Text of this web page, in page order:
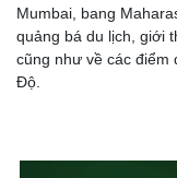
Mumbai, bang
quảng bá du lịch, giới
cũng như về các điểm
Độ.